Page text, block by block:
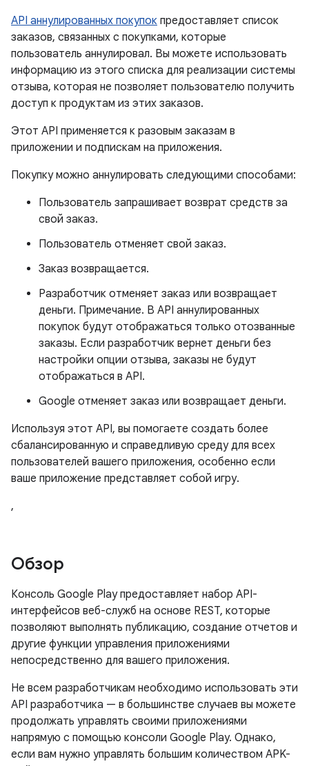
API аннулированных покупок предоставляет список
заказов, связанных с покупками, которые
пользователь аннулировал. Вы можете использовать
информацию из этого списка для реализации системы
отзыва, которая не позволяет пользователю получить
доступ к продуктам из этих заказов.
Этот API применяется к разовым заказам в
приложении и подпискам на приложения.
Покупку можно аннулировать следующими способами:
Пользователь запрашивает возврат средств за
свой заказ.
Пользователь отменяет свой заказ.
Заказ возвращается.
Разработчик отменяет заказ или возвращает
деньги. Примечание. В API аннулированных
покупок будут отображаться только отозванные
заказы. Если разработчик вернет деньги без
настройки опции отзыва, заказы не будут
отображаться в API.
Google отменяет заказ или возвращает деньги.
Используя этот API, вы помогаете создать более
сбалансированную и справедливую среду для всех
пользователей вашего приложения, особенно если
ваше приложение представляет собой игру.
,
Обзор
Консоль Google Play предоставляет набор API-
интерфейсов веб-служб на основе REST, которые
позволяют выполнять публикацию, создание отчетов и
другие функции управления приложениями
непосредственно для вашего приложения.
Не всем разработчикам необходимо использовать эти
API разработчика — в большинстве случаев вы можете
продолжать управлять своими приложениями
напрямую с помощью консоли Google Play. Однако,
если вам нужно управлять большим количеством APK-